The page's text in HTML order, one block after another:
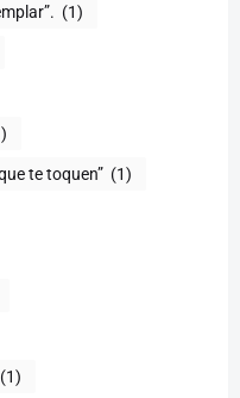
(1)
te toquen” (1)
(1)